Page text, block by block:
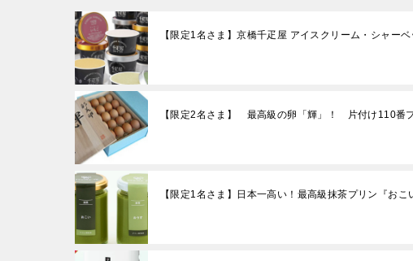
【限定1名さま】京橋千疋屋 アイスクリーム・シャ
【限定2名さま】 最高級の卵「輝」！ 片付け110番
【限定1名さま】日本一高い！最高級抹茶プリン『お